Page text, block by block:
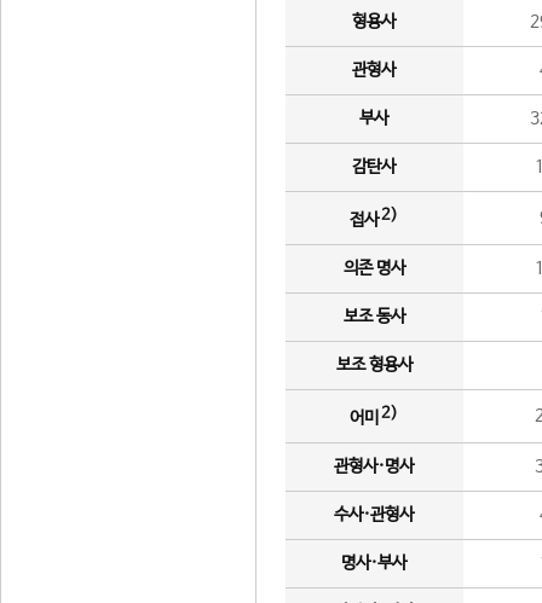
형용사
관형사
부사
감탄사
접사2)
의존 명사
보조 동사
보조 형용사
어미 2)
관형사·명사
수사·관형사
명사·부사